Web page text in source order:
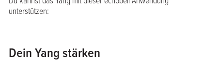
unterstützen:
Dein Yang stärken